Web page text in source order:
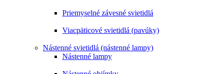
Priemyselné závesné svietidlá
Viacpäticové svietidlá (pavúky)
Nástenné svietidlá (nástenné lampy)
Nástenné lampy